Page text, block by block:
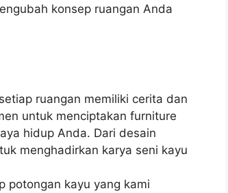
konsep ruangan Anda
ruangan memiliki cerita dan
untuk menciptakan furniture
hidup Anda. Dari desain
menghadirkan karya seni kayu
potongan kayu yang kami